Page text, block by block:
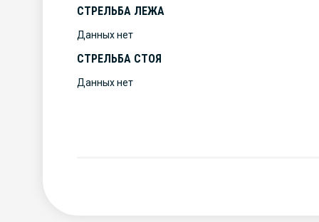
СТРЕЛЬБА ЛЕЖА
Данных нет
СТРЕЛЬБА СТОЯ
Данных нет